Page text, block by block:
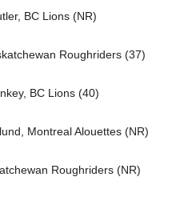
BC Lions (NR)
Roughriders (37)
BC Lions (40)
Montreal Alouettes (NR)
Roughriders (NR)